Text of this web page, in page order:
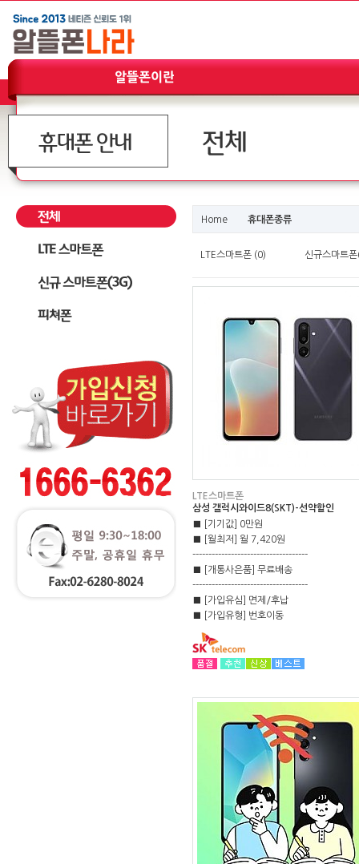
Home 휴대폰종류
LTE스마트폰 (0) 신규스마트
LTE스마트폰
삼성 갤럭시와이드8(SKT)-선약할인
■ [기기값] 0만원
■ [월최저] 월 7,420원
------------------------------------
■ [개통사은품] 무료배송
------------------------------------
■ [가입유심] 면제/후납
■ [가입유형] 번호이동